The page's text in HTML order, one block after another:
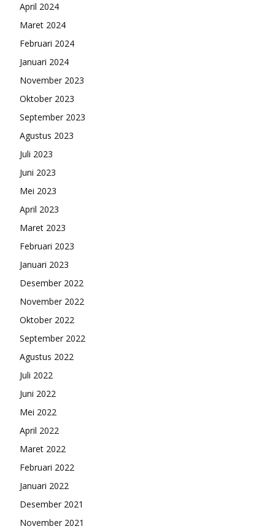
April 2024
Maret 2024
Februari 2024
Januari 2024
November 2023
Oktober 2023
September 2023
Agustus 2023
Juli 2023
Juni 2023
Mei 2023
April 2023
Maret 2023
Februari 2023
Januari 2023
Desember 2022
November 2022
Oktober 2022
September 2022
Agustus 2022
Juli 2022
Juni 2022
Mei 2022
April 2022
Maret 2022
Februari 2022
Januari 2022
Desember 2021
November 2021